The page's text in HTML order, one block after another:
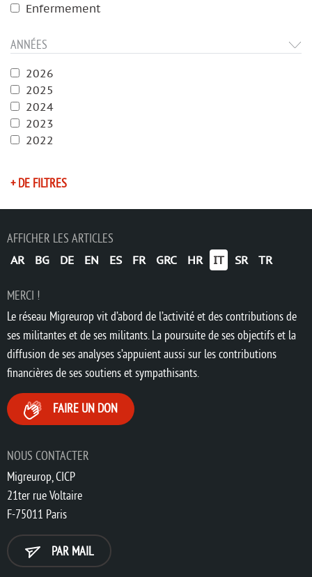
Enfermement
ANNÉES
2026
2025
2024
2023
2022
+ DE FILTRES
AFFICHER LES ARTICLES
AR BG DE EN ES FR GRC HR IT SR TR
NOUS CONTACTER
Migreurop, CICP
21ter rue Voltaire
F-75011 Paris
PAR MAIL
MERCI !
Le réseau Migreurop vit d’abord de l’activité et des contributions de
ses militantes et de ses militants. La poursuite de ses objectifs et la
diffusion de ses analyses s’appuient aussi sur les contributions
financières de ses soutiens et sympathisants.
FAIRE UN DON